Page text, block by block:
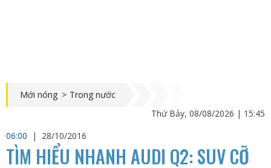
Mới nóng > Trong nước
Thứ Bảy, 08/08/2026 | 15:45
06:00
| 28/10/2016
TÌM HIỂU NHANH AUDI Q2: SUV CỠ